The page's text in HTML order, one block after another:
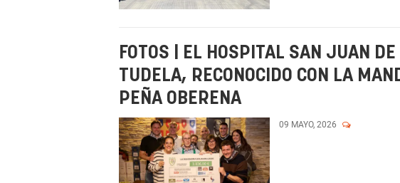
FOTOS | EL HOSPITAL SAN JUAN
TUDELA, RECONOCIDO CON LA
PEÑA OBERENA
09 MAYO, 2026